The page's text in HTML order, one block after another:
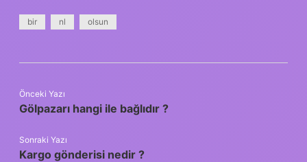
bir nl olsun
Önceki Yazı
Gölpazarı hangi ile bağlıdır ?
Sonraki Yazı
Kargo gönderisi nedir ?